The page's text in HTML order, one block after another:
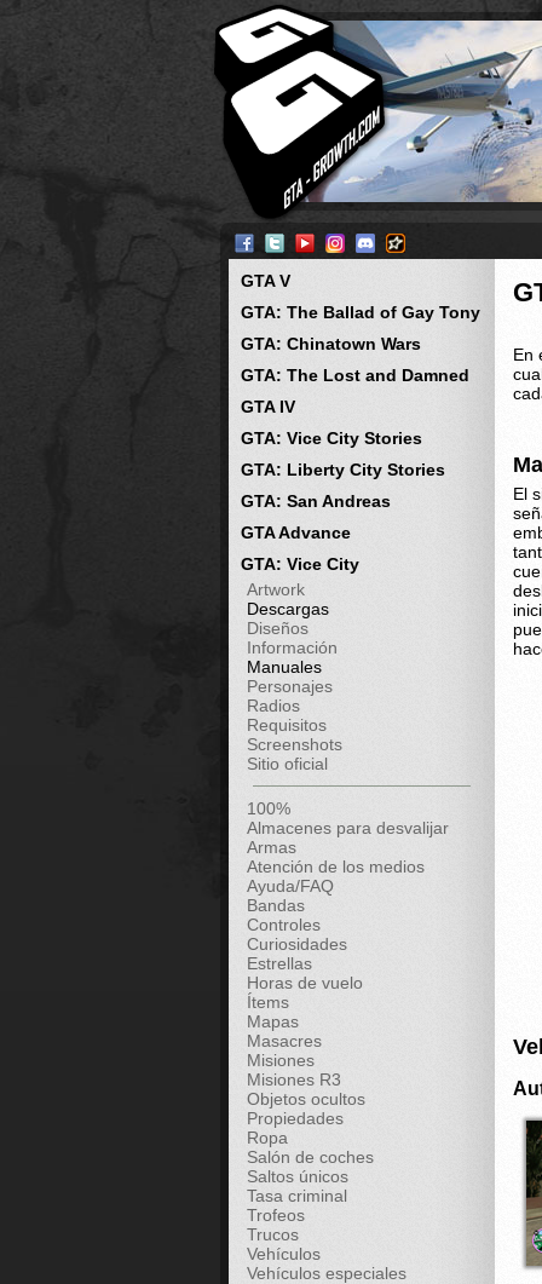
GTA V
GTA: The Ballad of Gay Tony
GTA: Chinatown Wars
GTA: The Lost and Damned
GTA IV
GTA: Vice City Stories
GTA: Liberty City Stories
GTA: San Andreas
GTA Advance
GTA: Vice City
Artwork
Descargas
Diseños
Información
Manuales
Personajes
Radios
Requisitos
Screenshots
Sitio oficial
100%
Almacenes para desvalijar
Armas
Atención de los medios
Ayuda/FAQ
Bandas
Controles
Curiosidades
Estrellas
Horas de vuelo
Ítems
Mapas
Masacres
Misiones
Misiones R3
Objetos ocultos
Propiedades
Ropa
Salón de coches
Saltos únicos
Tasa criminal
Trofeos
Trucos
Vehículos
Vehículos especiales
En
El